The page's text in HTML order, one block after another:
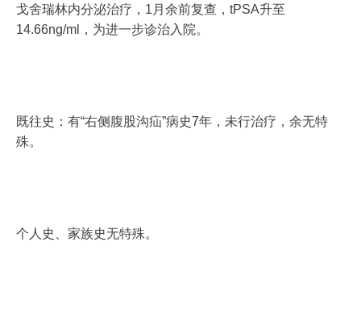
戈舍瑞林内分泌治疗，1月余前复查，tPSA升至
14.66ng/ml，为进一步诊治入院。
既往史：有“右侧腹股沟疝”病史7年，未行治疗，余无特
殊。
个人史、家族史无特殊。